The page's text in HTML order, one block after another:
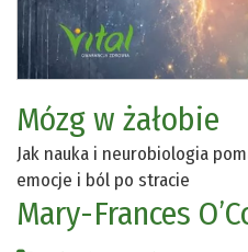
Mózg w żałobie
Jak nauka i neurobiologia
emocje i ból po stracie
Mary-Frances